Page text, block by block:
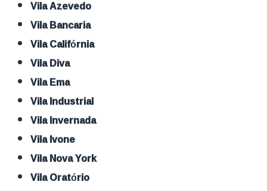
Vila Azevedo
Vila Bancaria
Vila Califórnia
Vila Diva
Vila Ema
Vila Industrial
Vila Invernada
Vila Ivone
Vila Nova York
Vila Oratório